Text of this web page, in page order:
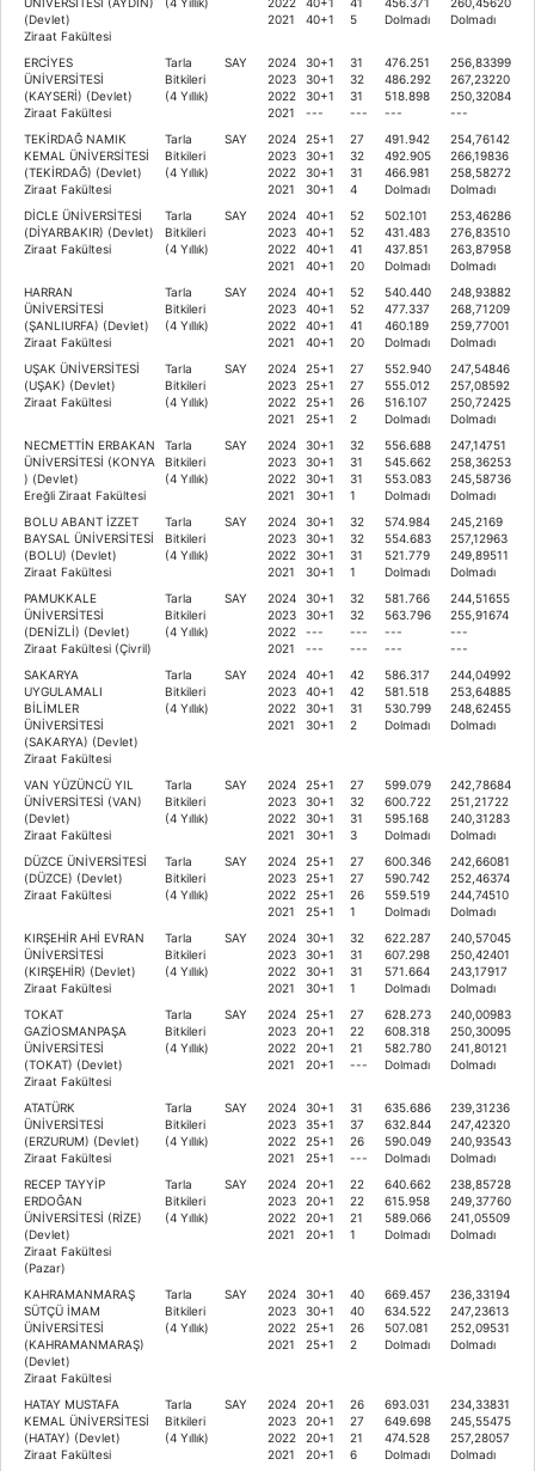
(Devlet)
Ziraat Fakültesi
2021
40+1
5
Dolmadı
Dolmadı
ERCİYES
ÜNİVERSİTESİ
(KAYSERİ) (Devlet)
Ziraat Fakültesi
Tarla
Bitkileri
(4 Yıllık)
SAY
2024
2023
2022
2021
30+1
30+1
30+1
---
31
32
31
---
476.251
486.292
518.898
---
256,83399
267,23220
250,32084
---
TEKİRDAĞ NAMIK
KEMAL ÜNİVERSİTESİ
(TEKİRDAĞ) (Devlet)
Ziraat Fakültesi
Tarla
Bitkileri
(4 Yıllık)
SAY
2024
2023
2022
2021
25+1
30+1
30+1
30+1
27
32
31
4
491.942
492.905
466.981
Dolmadı
254,76142
266,19836
258,58272
Dolmadı
DİCLE ÜNİVERSİTESİ
(DİYARBAKIR) (Devlet)
Ziraat Fakültesi
Tarla
Bitkileri
(4 Yıllık)
SAY
2024
2023
2022
2021
40+1
40+1
40+1
40+1
52
52
41
20
502.101
431.483
437.851
Dolmadı
253,46286
276,83510
263,87958
Dolmadı
HARRAN
ÜNİVERSİTESİ
(ŞANLIURFA) (Devlet)
Ziraat Fakültesi
Tarla
Bitkileri
(4 Yıllık)
SAY
2024
2023
2022
2021
40+1
40+1
40+1
40+1
52
52
41
20
540.440
477.337
460.189
Dolmadı
248,93882
268,71209
259,77001
Dolmadı
UŞAK ÜNİVERSİTESİ
(UŞAK) (Devlet)
Ziraat Fakültesi
Tarla
Bitkileri
(4 Yıllık)
SAY
2024
2023
2022
2021
25+1
25+1
25+1
25+1
27
27
26
2
552.940
555.012
516.107
Dolmadı
247,54846
257,08592
250,72425
Dolmadı
NECMETTİN ERBAKAN
ÜNİVERSİTESİ (KONYA
) (Devlet)
Ereğli Ziraat Fakültesi
Tarla
Bitkileri
(4 Yıllık)
SAY
2024
2023
2022
2021
30+1
30+1
30+1
30+1
32
31
31
1
556.688
545.662
553.083
Dolmadı
247,14751
258,36253
245,58736
Dolmadı
BOLU ABANT İZZET
BAYSAL ÜNİVERSİTESİ
(BOLU) (Devlet)
Ziraat Fakültesi
Tarla
Bitkileri
(4 Yıllık)
SAY
2024
2023
2022
2021
30+1
30+1
30+1
30+1
32
32
31
1
574.984
554.683
521.779
Dolmadı
245,2169
257,12963
249,89511
Dolmadı
PAMUKKALE
ÜNİVERSİTESİ
(DENİZLİ) (Devlet)
Ziraat Fakültesi (Çivril)
Tarla
Bitkileri
(4 Yıllık)
SAY
2024
2023
2022
2021
30+1
30+1
---
---
32
32
---
---
581.766
563.796
---
---
244,51655
255,91674
---
---
SAKARYA
UYGULAMALI
BİLİMLER
ÜNİVERSİTESİ
(SAKARYA) (Devlet)
Ziraat Fakültesi
Tarla
Bitkileri
(4 Yıllık)
SAY
2024
2023
2022
2021
40+1
40+1
30+1
30+1
42
42
31
2
586.317
581.518
530.799
Dolmadı
244,04992
253,64885
248,62455
Dolmadı
VAN YÜZÜNCÜ YIL
ÜNİVERSİTESİ (VAN)
(Devlet)
Ziraat Fakültesi
Tarla
Bitkileri
(4 Yıllık)
SAY
2024
2023
2022
2021
25+1
30+1
30+1
30+1
27
32
31
3
599.079
600.722
595.168
Dolmadı
242,78684
251,21722
240,31283
Dolmadı
DÜZCE ÜNİVERSİTESİ
(DÜZCE) (Devlet)
Ziraat Fakültesi
Tarla
Bitkileri
(4 Yıllık)
SAY
2024
2023
2022
2021
25+1
25+1
25+1
25+1
27
27
26
1
600.346
590.742
559.519
Dolmadı
242,66081
252,46374
244,74510
Dolmadı
KIRŞEHİR AHİ EVRAN
ÜNİVERSİTESİ
(KIRŞEHİR) (Devlet)
Ziraat Fakültesi
Tarla
Bitkileri
(4 Yıllık)
SAY
2024
2023
2022
2021
30+1
30+1
30+1
30+1
32
31
31
1
622.287
607.298
571.664
Dolmadı
240,57045
250,42401
243,17917
Dolmadı
TOKAT
GAZİOSMANPAŞA
ÜNİVERSİTESİ
(TOKAT) (Devlet)
Ziraat Fakültesi
Tarla
Bitkileri
(4 Yıllık)
SAY
2024
2023
2022
2021
25+1
20+1
20+1
20+1
27
22
21
---
628.273
608.318
582.780
Dolmadı
240,00983
250,30095
241,80121
Dolmadı
ATATÜRK
ÜNİVERSİTESİ
(ERZURUM) (Devlet)
Ziraat Fakültesi
Tarla
Bitkileri
(4 Yıllık)
SAY
2024
2023
2022
2021
30+1
35+1
25+1
25+1
31
37
26
---
635.686
632.844
590.049
Dolmadı
239,31236
247,42320
240,93543
Dolmadı
RECEP TAYYİP
ERDOĞAN
ÜNİVERSİTESİ (RİZE)
(Devlet)
Ziraat Fakültesi
(Pazar)
Tarla
Bitkileri
(4 Yıllık)
SAY
2024
2023
2022
2021
20+1
20+1
20+1
20+1
22
22
21
1
640.662
615.958
589.066
Dolmadı
238,85728
249,37760
241,05509
Dolmadı
KAHRAMANMARAŞ
SÜTÇÜ İMAM
ÜNİVERSİTESİ
(KAHRAMANMARAŞ)
(Devlet)
Ziraat Fakültesi
Tarla
Bitkileri
(4 Yıllık)
SAY
2024
2023
2022
2021
30+1
30+1
25+1
25+1
40
40
26
2
669.457
634.522
507.081
Dolmadı
236,33194
247,23613
252,09531
Dolmadı
HATAY MUSTAFA
KEMAL ÜNİVERSİTESİ
(HATAY) (Devlet)
Ziraat Fakültesi
Tarla
Bitkileri
(4 Yıllık)
SAY
2024
2023
2022
2021
20+1
20+1
20+1
20+1
26
27
21
6
693.031
649.698
474.528
Dolmadı
234,33831
245,55475
257,28057
Dolmadı